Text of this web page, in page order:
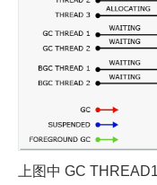
上图中 GC